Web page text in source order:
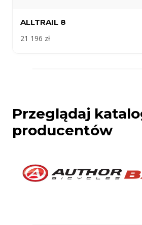
ALLTRAIL 8
21 196 zł
Przeglądaj
producentów